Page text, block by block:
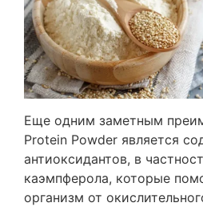
Еще одним заметным
Protein Powder является
антиоксидантов, в
каэмпферола, которые
организм от